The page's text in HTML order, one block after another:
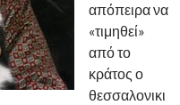
απόπειρα να
«τιμηθεί»
από το
κράτος ο
θεσσαλονικι